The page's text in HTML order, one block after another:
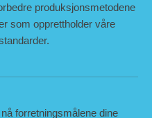
produksjonsmetodene
som opprettholder våre
forretningsmålene dine